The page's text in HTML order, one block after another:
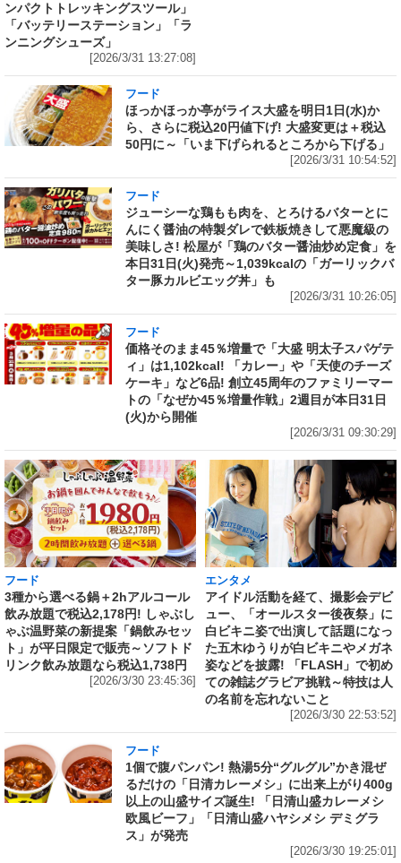
ンパクトトレッキングスツール」
「バッテリーステーション」「ラ
ンニングシューズ」
[2026/3/31 13:27:08]
フード
ほっかほっか亭がライス大盛を明日1日(水)か
ら、さらに税込20円値下げ! 大盛変更は＋税込
50円に～「いま下げられるところから下げる」
[2026/3/31 10:54:52]
フード
ジューシーな鶏もも肉を、とろけるバターとに
んにく醤油の特製ダレで鉄板焼きして悪魔級の
美味しさ! 松屋が「鶏のバター醤油炒め定食」を
本日31日(火)発売～1,039kcalの「ガーリックバ
ター豚カルビエッグ丼」も
[2026/3/31 10:26:05]
フード
価格そのまま45％増量で「大盛 明太子スパゲテ
ィ」は1,102kcal! 「カレー」や「天使のチーズ
ケーキ」など6品! 創立45周年のファミリーマー
トの「なぜか45％増量作戦」2週目が本日31日
(火)から開催
[2026/3/31 09:30:29]
フード
3種から選べる鍋＋2hアルコール
飲み放題で税込2,178円! しゃぶし
ゃぶ温野菜の新提案「鍋飲みセッ
ト」が平日限定で販売～ソフトド
リンク飲み放題なら税込1,738円
[2026/3/30 23:45:36]
エンタメ
アイドル活動を経て、撮影会デビ
ュー、「オールスター後夜祭」に
白ビキニ姿で出演して話題になっ
た五木ゆうりが白ビキニやメガネ
姿などを披露! 「FLASH」で初め
ての雑誌グラビア挑戦～特技は人
の名前を忘れないこと
[2026/3/30 22:53:52]
フード
1個で腹パンパン! 熱湯5分“グルグル”かき混ぜ
るだけの「日清カレーメシ」に出来上がり400g
以上の山盛サイズ誕生! 「日清山盛カレーメシ
欧風ビーフ」「日清山盛ハヤシメシ デミグラ
ス」が発売
[2026/3/30 19:25:01]